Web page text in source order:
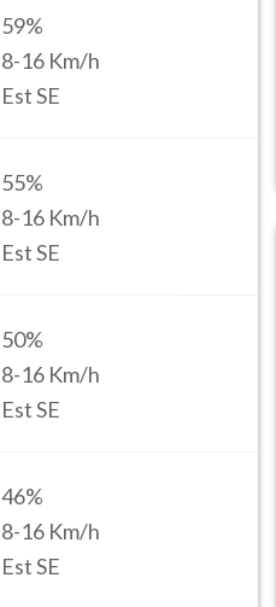
59%
8-16 Km/h
Est SE
55%
8-16 Km/h
Est SE
50%
8-16 Km/h
Est SE
46%
8-16 Km/h
Est SE